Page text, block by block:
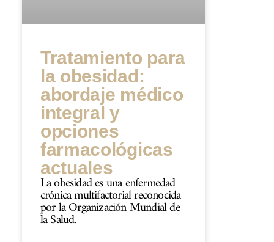
Tratamiento para
la obesidad:
abordaje médico
integral y
opciones
farmacológicas
actuales
La obesidad es una enfermedad
crónica multifactorial reconocida
por la Organización Mundial de
la Salud.